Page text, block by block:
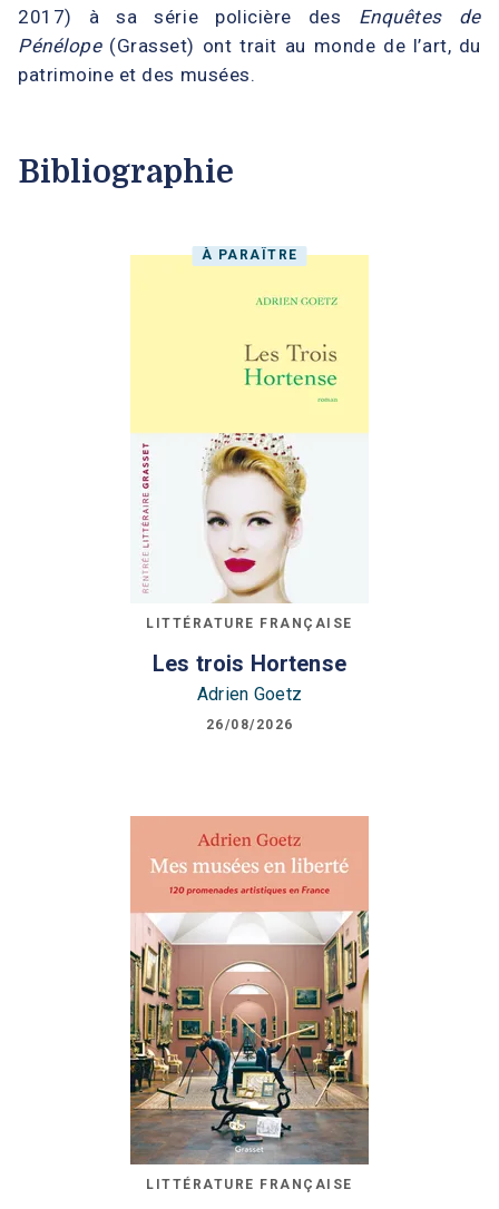
2017) à sa série policière des Enquêtes de
Pénélope (Grasset) ont trait au monde de l’art, du
patrimoine et des musées.
Bibliographie
À PARAÎTRE
LITTÉRATURE FRANÇAISE
Les trois Hortense
Adrien Goetz
26/08/2026
LITTÉRATURE FRANÇAISE